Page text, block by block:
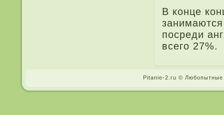
В конце
посреди
всего 27%.
Pitanie-2.ru ©